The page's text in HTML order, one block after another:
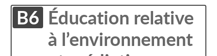
B6 Éducation relative
à l’environnement